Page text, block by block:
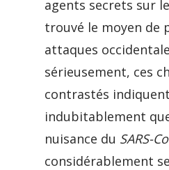
agents secrets sur
trouvé le moyen de
attaques
sérieusement, ces
contrastés indiquent
indubitablement
nuisance du SARS-
considérablement